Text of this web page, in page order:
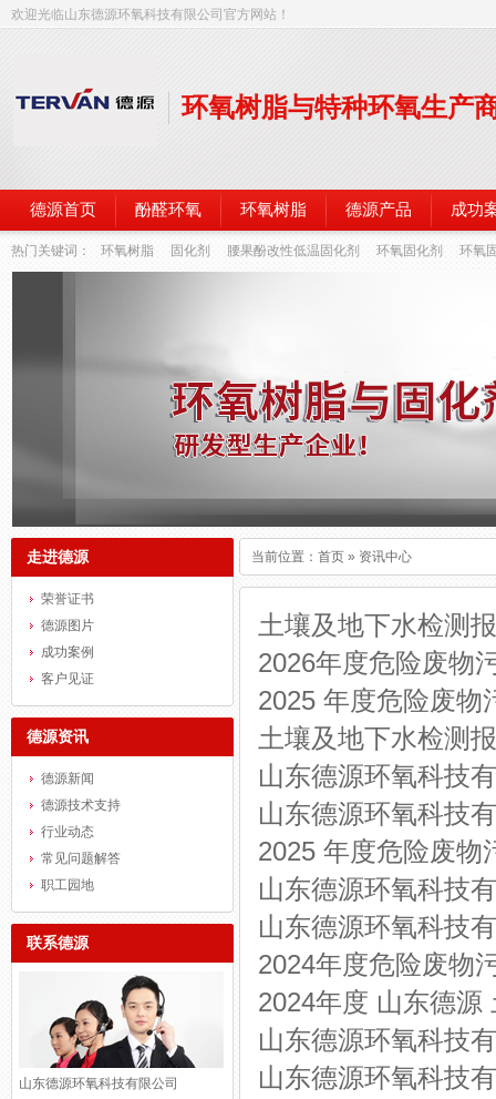
欢迎光临山东德源环氧科技有限公司官方网站！
环氧树脂与特种环氧生产
德源首页 酚醛环氧 环氧树脂 德源产品 成功
热门关键词： 环氧树脂 固化剂 腰果酚改性低温固化剂 环氧固化剂 环氧
走进德源
荣誉证书
德源图片
成功案例
客户见证
德源资讯
德源新闻
德源技术支持
行业动态
常见问题解答
职工园地
联系德源
山东德源环氧科技有限公司
当前位置： 首页 » 资讯中心
土壤及地下水检测
2026年度危险废物
2025 年度危险废物
土壤及地下水检测
山东德源环氧科技
山东德源环氧科技
2025 年度危险废物
山东德源环氧科技
山东德源环氧科技
2024年度危险废物
2024年度 山东德源
山东德源环氧科技
山东德源环氧科技